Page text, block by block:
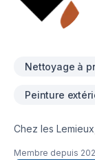
Nettoyage à
Peinture
Chez les
décennies. De
Membre depuis